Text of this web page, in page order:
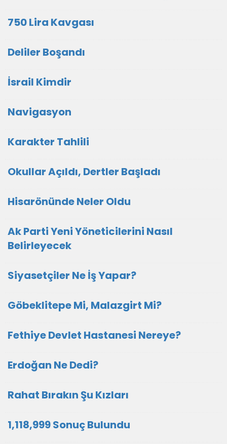
750 Lira Kavgası
Deliler Boşandı
İsrail Kimdir
Navigasyon
Karakter Tahlili
Okullar Açıldı, Dertler Başladı
Hisarönünde Neler Oldu
Ak Parti Yeni Yöneticilerini Nasıl
Belirleyecek
Siyasetçiler Ne İş Yapar?
Göbeklitepe Mi, Malazgirt Mi?
Fethiye Devlet Hastanesi Nereye?
Erdoğan Ne Dedi?
Rahat Bırakın Şu Kızları
1,118,999 Sonuç Bulundu